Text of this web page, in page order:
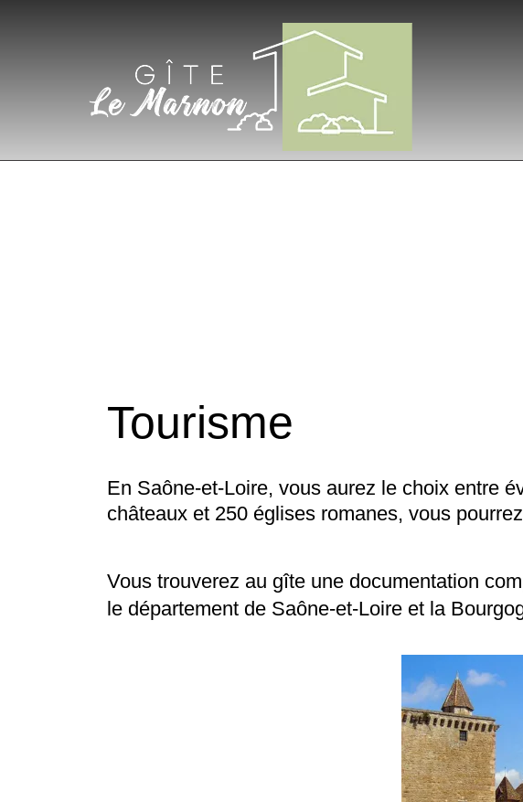
Tourisme
En Saône-et-Loire, vous aurez le choix entre
châteaux et 250 églises romanes, vous
Vous trouverez au gîte une documentation
le département de Saône-et-Loire et la